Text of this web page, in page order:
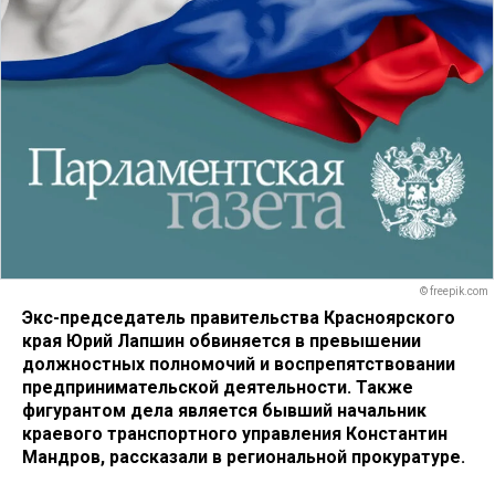
© freepik.com
Экс-председатель правительства Красноярского
края Юрий Лапшин обвиняется в превышении
должностных полномочий и воспрепятствовании
предпринимательской деятельности. Также
фигурантом дела является бывший начальник
краевого транспортного управления Константин
Мандров, рассказали в региональной прокуратуре.